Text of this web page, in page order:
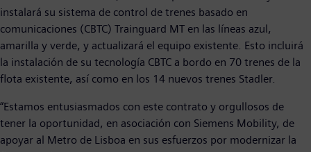
instalará su sistema de control de trenes basado en
comunicaciones (CBTC) Trainguard MT en las líneas azul,
amarilla y verde, y actualizará el equipo existente. Esto incluirá
la instalación de su tecnología CBTC a bordo en 70 trenes de la
flota existente, así como en los 14 nuevos trenes Stadler.
“Estamos entusiasmados con este contrato y orgullosos de
tener la oportunidad, en asociación con Siemens Mobility, de
apoyar al Metro de Lisboa en sus esfuerzos por modernizar la